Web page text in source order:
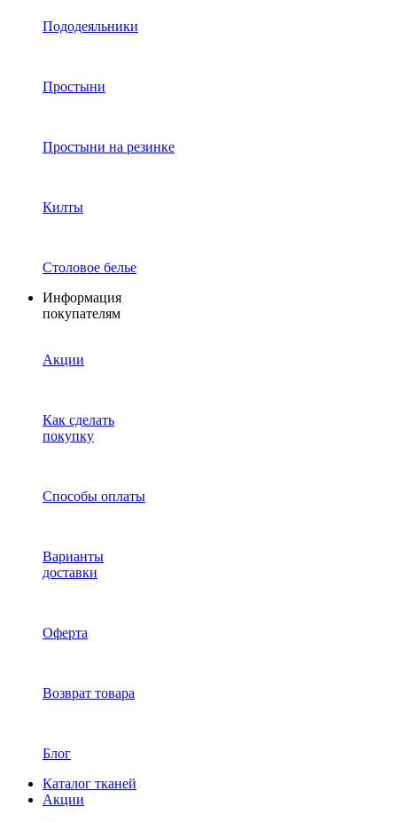
Пододеяльники
Простыни
Простыни на резинке
Килты
Столовое белье
Информация
покупателям
Акции
Как сделать
покупку
Способы оплаты
Варианты
доставки
Оферта
Возврат товара
Блог
Каталог тканей
Акции